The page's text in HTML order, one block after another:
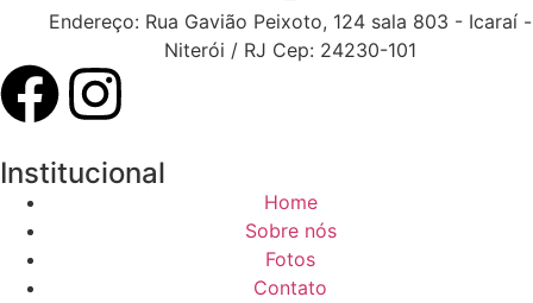
Endereço: Rua Gavião Peixoto, 124 sala 803 - Icaraí -
Niterói / RJ Cep: 24230-101
Institucional
Home
Sobre nós
Fotos
Contato